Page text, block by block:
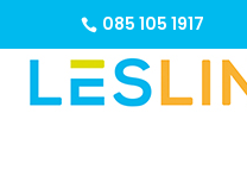
085 105 1917